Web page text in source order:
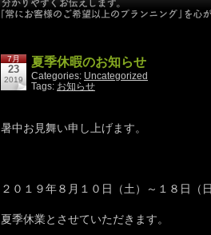
7月
23
2019
夏季休暇のお知らせ
Categories: Uncategorized
Tags: お知らせ
暑中お見舞い申し上げます。
２０１９年８月１０日（土）～１８日（
夏季休業とさせていただきます。